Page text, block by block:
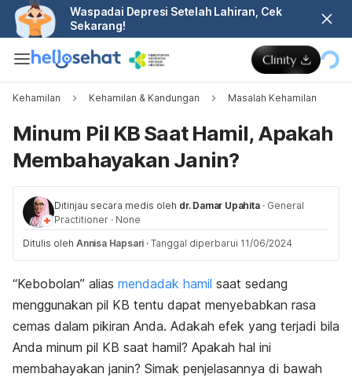
Waspadai Depresi Setelah Lahiran, Cek
Sekarang!
Kehamilan Kehamilan & Kandungan Masalah Kehamilan
Minum Pil KB Saat Hamil, Apakah
Membahayakan Janin?
Ditinjau secara medis oleh dr. Damar Upahita · General
Practitioner · None
Ditulis oleh Annisa Hapsari · Tanggal diperbarui 11/06/2024
“Kebobolan” alias mendadak hamil saat sedang
menggunakan pil KB tentu dapat menyebabkan rasa
cemas dalam pikiran Anda. Adakah efek yang terjadi bila
Anda minum pil KB saat hamil? Apakah hal ini
membahayakan janin? Simak penjelasannya di bawah